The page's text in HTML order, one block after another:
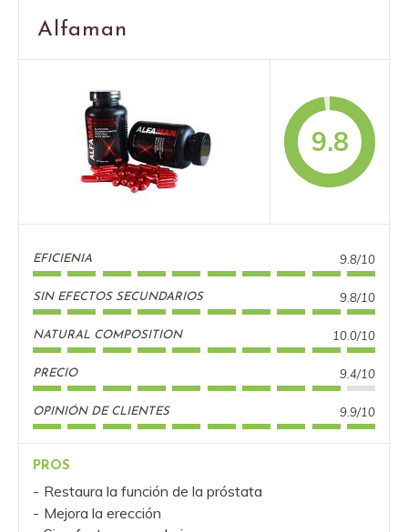
Alfaman
9.8
EFICIENIA 9.8/10
SIN EFECTOS SECUNDARIOS 9.8/10
NATURAL COMPOSITION 10.0/10
PRECIO 9.4/10
OPINIÓN DE CLIENTES 9.9/10
PROS
Restaura la función de la próstata
Mejora la erección